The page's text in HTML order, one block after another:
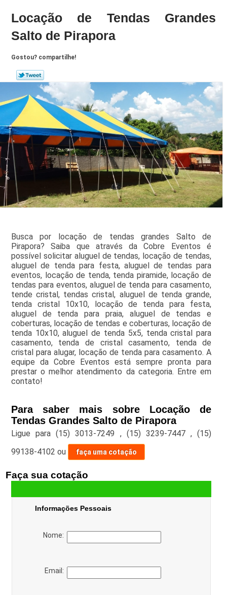
Locação de Tendas Grandes
Salto de Pirapora
Gostou? compartilhe!
Busca por locação de tendas grandes Salto de
Pirapora? Saiba que através da Cobre Eventos é
possível solicitar aluguel de tendas, locação de tendas,
aluguel de tenda para festa, aluguel de tendas para
eventos, locação de tenda, tenda piramide, locação de
tendas para eventos, aluguel de tenda para casamento,
tende cristal, tendas cristal, aluguel de tenda grande,
tenda cristal 10x10, locação de tenda para festa,
aluguel de tenda para praia, aluguel de tendas e
coberturas, locação de tendas e coberturas, locação de
tenda 10x10, aluguel de tenda 5x5, tenda cristal para
casamento, tenda de cristal casamento, tenda de
cristal para alugar, locação de tenda para casamento. A
equipe da Cobre Eventos está sempre pronta para
prestar o melhor atendimento da categoria. Entre em
contato!
Para saber mais sobre Locação de
Tendas Grandes Salto de Pirapora
Ligue para(15) 3013-7249 , (15) 3239-7447 ,(15)
99138-4102 ou faça uma cotação
Faça sua cotação
Informações Pessoais
Nome:
Email: